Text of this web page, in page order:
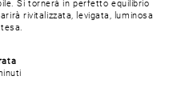
Si tornerà in perfetto equilibrio
rivitalizzata, levigata, luminosa